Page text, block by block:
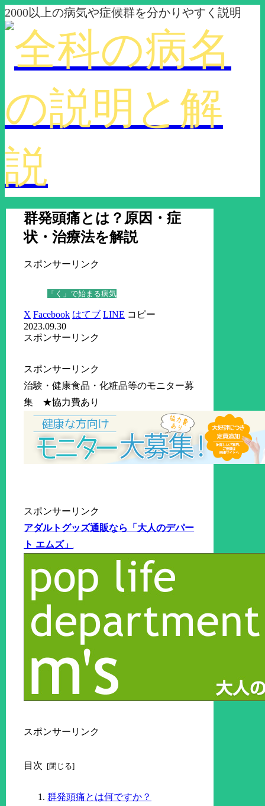
2000以上の病気や症候群を分かりやすく説明
群発頭痛とは？原因・症
状・治療法を解説
スポンサーリンク
「く」で始まる病気
X Facebook はてブ LINE コピー
2023.09.30
スポンサーリンク
スポンサーリンク
治験・健康食品・化粧品等のモニター募
集 ★協力費あり
スポンサーリンク
アダルトグッズ通販なら「大人のデパー
ト エムズ」
スポンサーリンク
目次
群発頭痛とは何ですか？